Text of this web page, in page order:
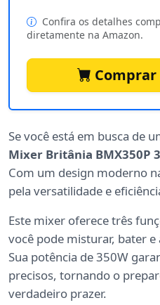
Confira os detalhes
diretamente na Amazon.
Comprar
Se você está em busca de
Mixer Britânia BMX350P
Com um design moderno
pela versatilidade e
Este mixer oferece três
você pode misturar, bater
Sua potência de 350W
precisos, tornando o
verdadeiro prazer.